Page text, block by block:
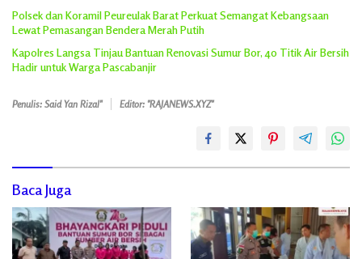
Polsek dan Koramil Peureulak Barat Perkuat Semangat Kebangsaan
Lewat Pemasangan Bendera Merah Putih
Kapolres Langsa Tinjau Bantuan Renovasi Sumur Bor, 40 Titik Air Bersih
Hadir untuk Warga Pascabanjir
Penulis: Said Yan Rizal" Editor: "RAJANEWS.XYZ"
Baca Juga